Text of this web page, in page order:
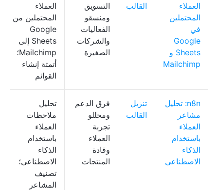
العملاء
المحتملين
في
Google
Sheets و
Mailchimp
القالب
التسويق
ومنسقو
الفعاليات
والشركات
الصغيرة
العملاء
المحتملين من
Google
Sheets إلى
Mailchimp؛
أتمتة إنشاء
القوائم
n8n: تحليل
مشاعر
العملاء
باستخدام
الذكاء
الاصطناعي
تنزيل
القالب
فرق الدعم
ومحللو
تجربة
العملاء
وقادة
المنتجات
تحليل
ملاحظات
العملاء
باستخدام
الذكاء
الاصطناعي؛
تصنيف
المشاعر